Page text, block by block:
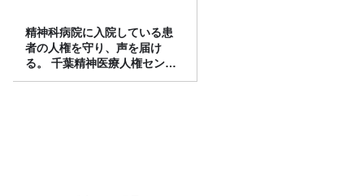
精神科病院に入院している患
者の人権を守り、声を届け
る。 千葉精神医療人権センタ
ーの取り組み